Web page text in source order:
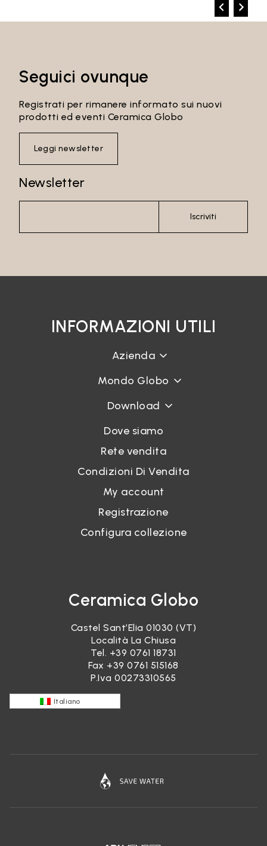
Seguici ovunque
Registrati per rimanere informato sui nuovi
prodotti ed eventi Ceramica Globo
Leggi newsletter
Newsletter
Iscriviti
INFORMAZIONI UTILI
Azienda
Mondo Globo
Download
Dove siamo
Rete vendita
Condizioni Di Vendita
My account
Registrazione
Configura collezione
Ceramica Globo
Castel Sant’Elia 01030 (VT)
Località La Chiusa
Tel. +39 0761 18731
Fax +39 0761 515168
P.Iva 00273310565
Italiano